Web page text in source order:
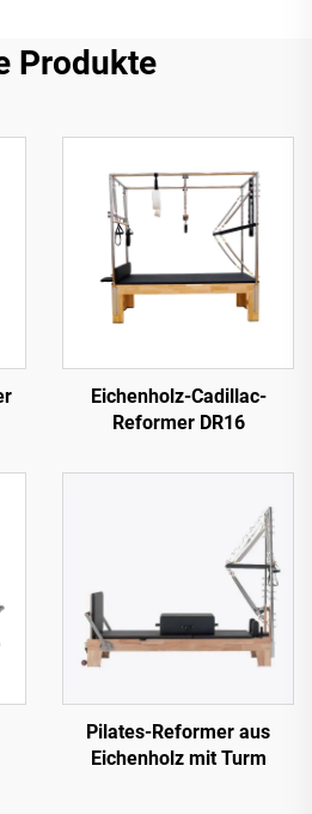
Produkte
Eichenholz-Cadillac-
Reformer DR16
Pilates-Reformer aus
Eichenholz mit Turm